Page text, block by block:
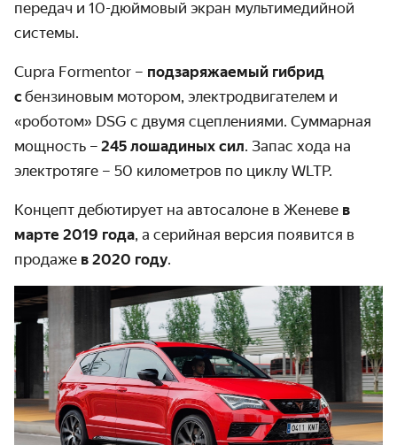
передач и 10-дюймовый экран мультимедийной
системы.
Cupra Formentor – подзаряжаемый гибрид
с бензиновым мотором, электродвигателем и
«роботом» DSG с двумя сцеплениями. Суммарная
мощность – 245 лошадиных сил. Запас хода на
электротяге – 50 километров по циклу WLTP.
Концепт дебютирует на автосалоне в Женеве в
марте 2019 года, а серийная версия появится в
продаже в 2020 году.